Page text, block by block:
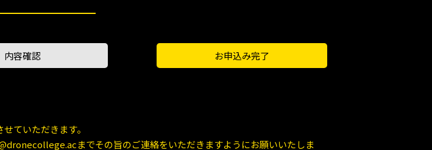
内容確認 お申込み完了
ていただきます。
までその旨のご連絡をいただきますようにお願いいたしま